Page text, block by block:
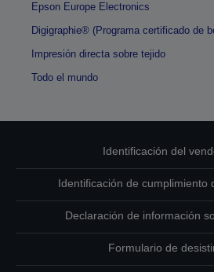
Epson Europe Electronics
Digigraphie® (Programa certificado de
Impresión directa sobre tejido
Todo el mundo
Identificación del
Identificación de cumplimiento
Declaración de información
Formulario de